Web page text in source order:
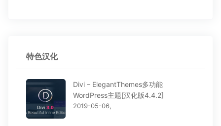
特色汉化
Divi – ElegantThemes多功能
WordPress主题[汉化版4.4.2]
2019-05-06,